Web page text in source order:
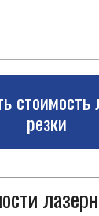
стоимость
резки